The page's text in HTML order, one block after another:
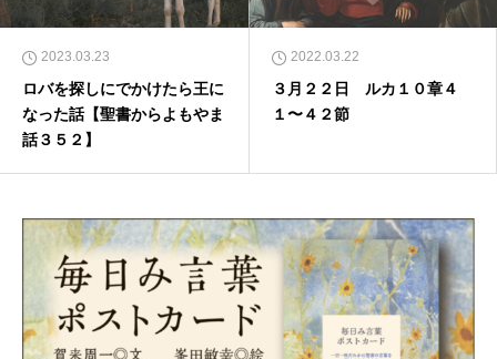
2023.03.23
ロバを探しにでかけたら王に
なった話【聖書からよもやま
話３５２】
2022.03.22
３月２２日 ルカ１０章４
１〜４２節